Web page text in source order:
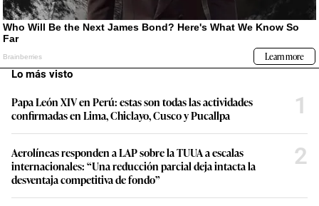
Lo más visto
Papa León XIV en Perú: estas son todas las actividades
confirmadas en Lima, Chiclayo, Cusco y Pucallpa
1
Aerolíneas responden a LAP sobre la TUUA a escalas
internacionales: “Una reducción parcial deja intacta la
desventaja competitiva de fondo”
2